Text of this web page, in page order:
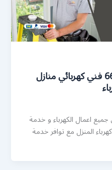
كهربائي الدسمة 66409555 فني كهربائي منازل
اعمال الكهرباء و خدمة
المنزل مع توافر خدمة